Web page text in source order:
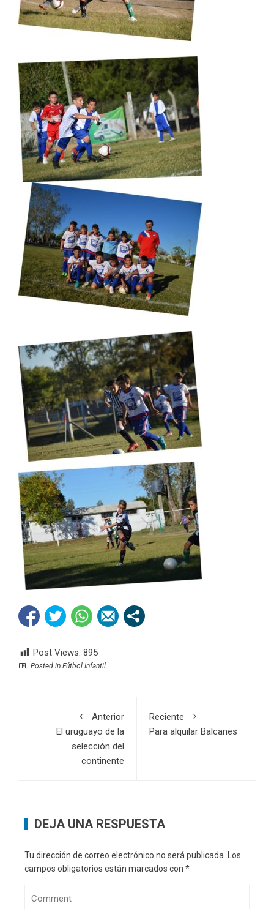
Post Views: 895
Posted in Fútbol Infantil
Anterior
El uruguayo de la
selección del
continente
Reciente
Para alquilar Balcanes
DEJA UNA RESPUESTA
Tu dirección de correo electrónico no será publicada. Los
campos obligatorios están marcados con *